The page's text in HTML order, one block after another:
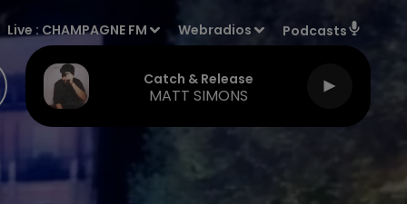
Live :CHAMPAGNE FM Webradios Podcasts
Catch & Release
MATT SIMONS